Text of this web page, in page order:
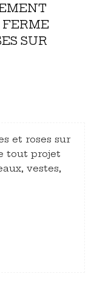
SUR
et roses sur
tout projet
vestes,